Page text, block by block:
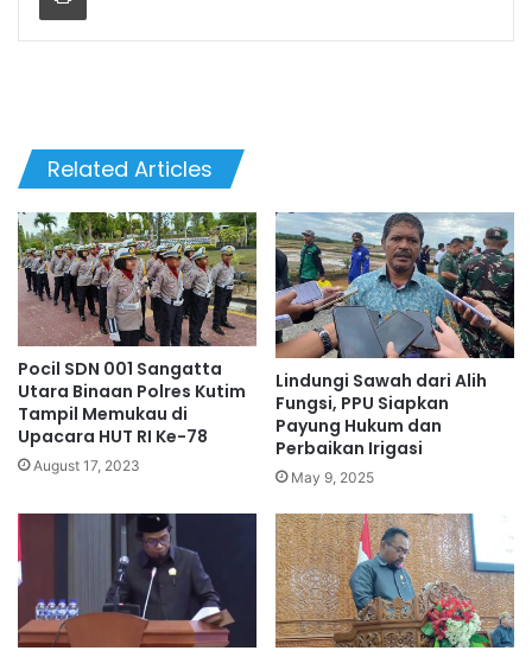
Related Articles
Pocil SDN 001 Sangatta
Utara Binaan Polres Kutim
Tampil Memukau di
Upacara HUT RI Ke-78
August 17, 2023
Lindungi Sawah dari Alih
Fungsi, PPU Siapkan
Payung Hukum dan
Perbaikan Irigasi
May 9, 2025